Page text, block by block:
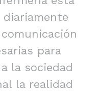
para
la sociedad
la realidad